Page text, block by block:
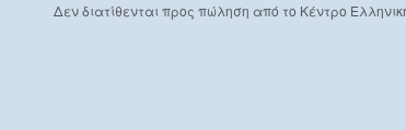
Δεν διατίθενται προς πώληση από το Κέντρο